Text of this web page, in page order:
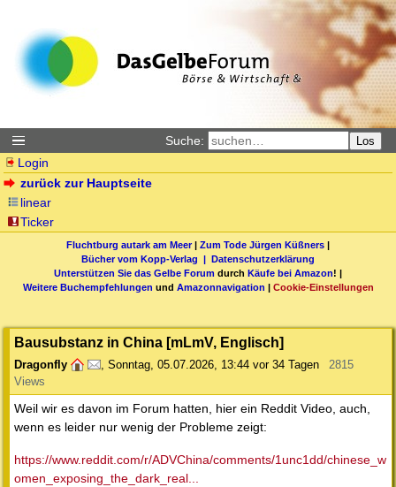
Suche: Los
Login
zurück zur Hauptseite
linear
Ticker
Fluchtburg autark am Meer| Zum Tode Jürgen Küßners |
Bücher vom Kopp-Verlag | Datenschutzerklärung
Unterstützen Sie das Gelbe Forum durch Käufe bei Amazon! |
Weitere Buchempfehlungen und Amazonnavigation | Cookie-Einstellungen
Bausubstanz in China [mLmV, Englisch]
Dragonfly , Sonntag, 05.07.2026, 13:44 vor 34 Tagen
2815
Views
Weil wir es davon im Forum hatten, hier ein Reddit Video, auch,
wenn es leider nur wenig der Probleme zeigt:
https://www.reddit.com/r/ADVChina/comments/1unc1dd/chinese_w
omen_exposing_the_dark_real...